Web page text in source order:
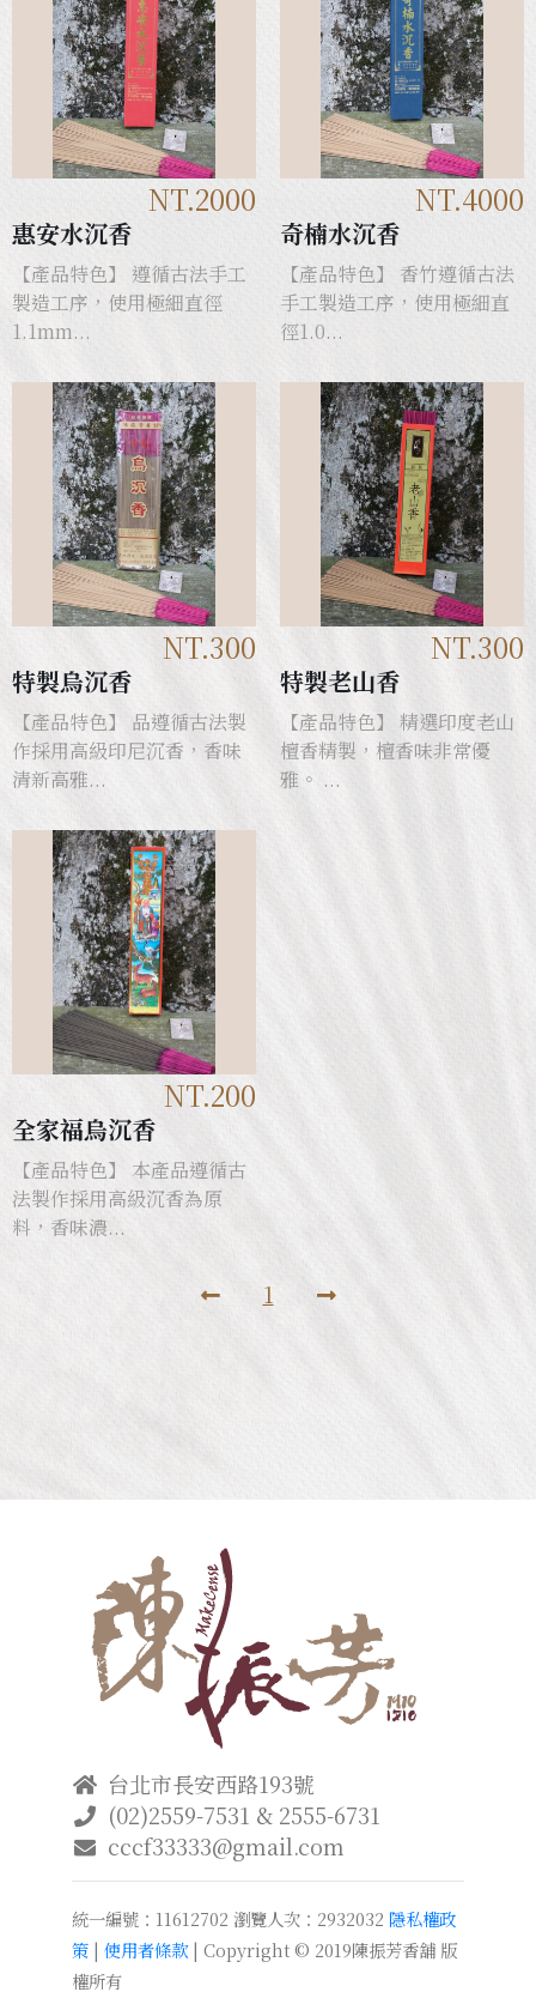
NT.2000
惠安水沉香
【產品特色】 遵循古法手工
製造工序，使用極細直徑
1.1mm...
NT.4000
奇楠水沉香
【產品特色】 香竹遵循古法
手工製造工序，使用極細直
徑1.0...
NT.300
特製烏沉香
【產品特色】 品遵循古法製
作採用高級印尼沉香，香味
清新高雅...
NT.300
特製老山香
【產品特色】 精選印度老山
檀香精製，檀香味非常優
雅。 ...
NT.200
全家福烏沉香
【產品特色】 本產品遵循古
法製作採用高級沉香為原
料，香味濃...
1
台北市長安西路193號
(02)2559-7531 & 2555-6731
cccf33333@gmail.com
統一編號：11612702 瀏覽人次：2932032 隱私權政
策| 使用者條款| Copyright © 2019陳振芳香舖 版
權所有